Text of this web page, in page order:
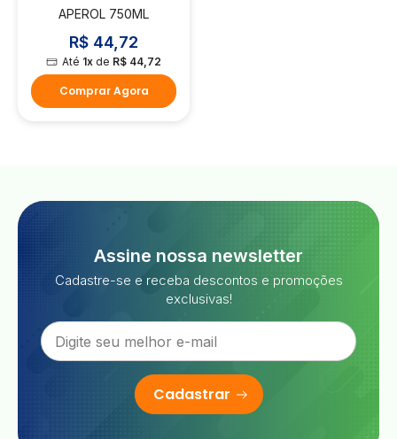
APEROL 750ML
R$ 44,72
Até 1x de R$ 44,72
Comprar Agora
Assine nossa newsletter
Cadastre-se e receba descontos e promoções
exclusivas!
Cadastrar